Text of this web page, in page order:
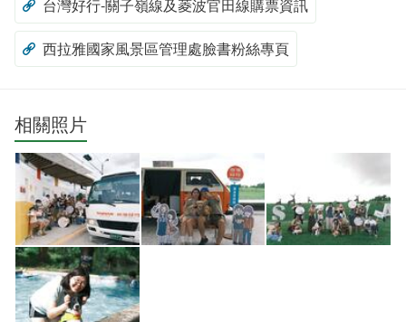
台灣好行-關子嶺線及菱波官田線購票資訊
西拉雅國家風景區管理處臉書粉絲專頁
相關照片